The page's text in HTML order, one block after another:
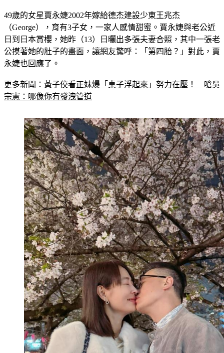
（George），育有3子女，一家人感情甜蜜。賈永婕與老公近
日到日本賞櫻，她昨（13）日曬出多張夫妻合照，其中一張老
公摸著她的肚子的畫面，讓網友驚呼：「第四胎？」對此，賈
永婕也回應了。
宗憲：哪像你有發洩管道